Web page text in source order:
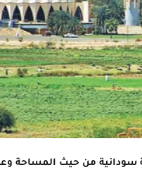
سودانية من حيث المساحة